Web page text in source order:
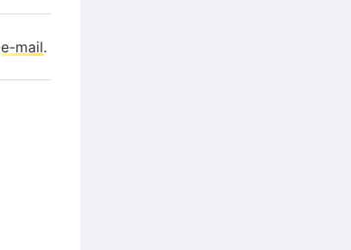
e-mail.